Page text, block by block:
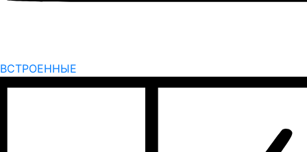
ВСТРОЕННЫЕ